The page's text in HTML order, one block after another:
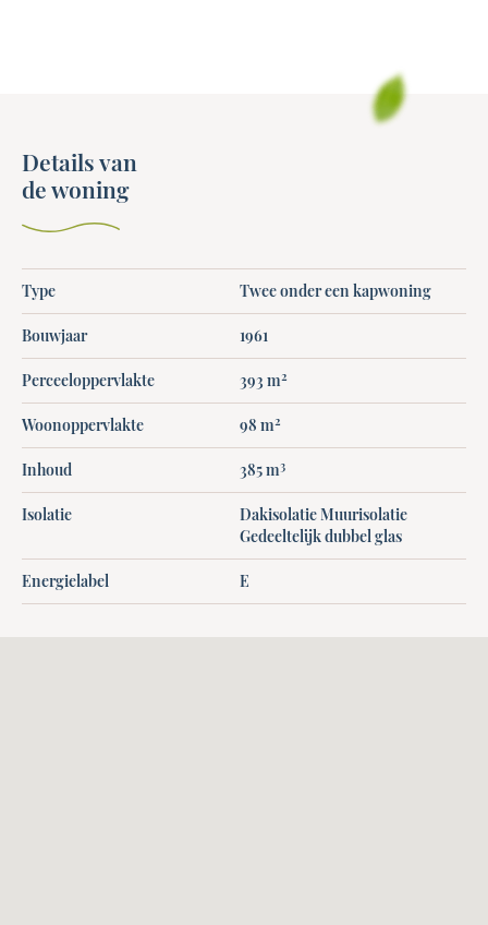
Details van
de woning
Type Twee onder een kapwoning
Bouwjaar 1961
Perceeloppervlakte 393 m2
Woonoppervlakte 98 m2
Inhoud 385 m3
Isolatie
Dakisolatie Muurisolatie
Gedeeltelijk dubbel glas
Energielabel E